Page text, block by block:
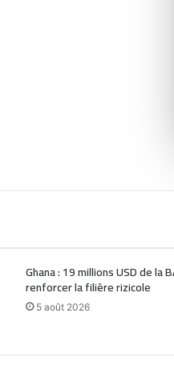
Ghana : 19 millions USD de la
renforcer la filière rizicole
5 août 2026